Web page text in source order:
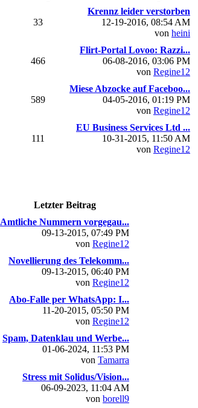
33
Krennz leider verstorben
12-19-2016, 08:54 AM
von heini
466
Flirt-Portal Lovoo: Razzi...
06-08-2016, 03:06 PM
von Regine12
589
Miese Abzocke auf Faceboo...
04-05-2016, 01:19 PM
von Regine12
111
EU Business Services Ltd ...
10-31-2015, 11:50 AM
von Regine12
Letzter Beitrag
Amtliche Nummern vorgegau...
09-13-2015, 07:49 PM
von Regine12
Novellierung des Telekomm...
09-13-2015, 06:40 PM
von Regine12
Abo-Falle per WhatsApp: I...
11-20-2015, 05:50 PM
von Regine12
Spam, Datenklau und Werbe...
01-06-2024, 11:53 PM
von Tamarra
Stress mit Solidus/Vision...
06-09-2023, 11:04 AM
von borell9